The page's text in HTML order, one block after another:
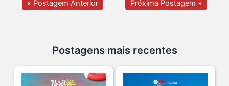
Ganhar tempo, automatizar tarefas e aumentar a pro s...
7 De Julho De 2026
« Postagem Anterior Próxima Postagem »
Postagens mais recentes